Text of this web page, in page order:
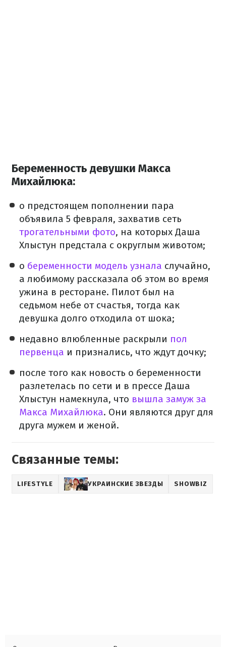
Беременность девушки Макса
Михайлюка:
о предстоящем пополнении пара
объявила 5 февраля, захватив сеть
трогательными фото, на которых Даша
Хлыстун предстала с округлым животом;
о беременности модель узнала случайно,
а любимому рассказала об этом во время
ужина в ресторане. Пилот был на
седьмом небе от счастья, тогда как
девушка долго отходила от шока;
недавно влюбленные раскрыли пол
первенца и признались, что ждут дочку;
после того как новость о беременности
разлетелась по сети и в прессе Даша
Хлыстун намекнула, что вышла замуж за
Макса Михайлюка. Они являются друг для
друга мужем и женой.
Связанные темы:
LIFESTYLE УКРАИНСКИЕ ЗВЕЗДЫ SHOWBIZ